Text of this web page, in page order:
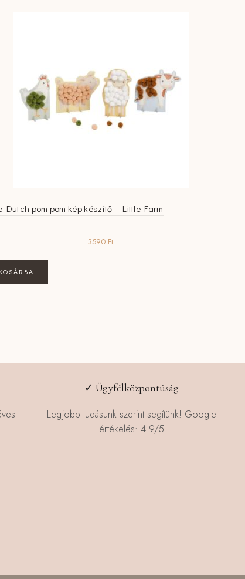
Dutch pom pom kép készítő – Little Farm
3590 Ft
KOSÁRBA
✓ Ügyfélközpontúság
Legjobb tudásunk szerint segítünk! Google
értékelés: 4.9/5